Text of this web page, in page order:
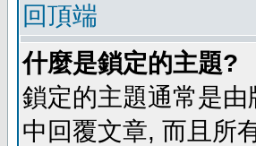
回頂端
什麼是鎖定的主題?
鎖定的主題通常是
中回覆文章, 而且所